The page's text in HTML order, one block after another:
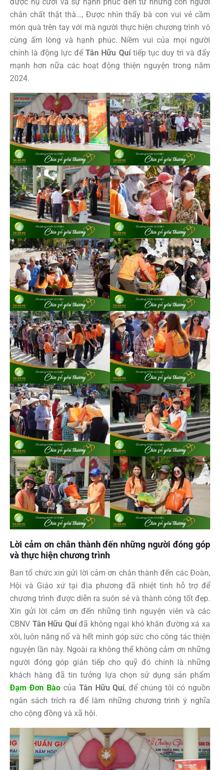
chân chất thật thà…, Được nhìn thấy bà con vui vẻ cầm
món quà trên tay với mà người thực hiện chương trình vô
cùng ấm lòng và hạnh phúc. Niềm vui của mọi người
chính là động lực đểTân Hữu Quítiếp tục duy trì và đẩy
mạnh hơn nữa các hoạt động thiện nguyện trong năm
2024.
Lời cảm ơn chân thành đến những người đóng góp
và thực hiện chương trình
Ban tổ chức xin gửi lời cảm ơn chân thành đến các Đoàn,
Hội và Giáo xứ tại địa phương đã nhiệt tình hỗ trợ để
chương trình được diễn ra suôn sẻ và thành công tốt đẹp.
Xin gửi lời cảm ơn đến những tình nguyện viên và các
CBNV Tân Hữu Quíđã không ngại khó khăn đường xá xa
xôi, luôn năng nổ và hết mình góp sức cho công tác thiện
nguyện lần này. Ngoài ra không thể không cảm ơn những
người đóng góp gián tiếp cho quỹ đó chính là những
khách hàng đã tin tưởng lựa chọn sử dụng sản phẩm
Đạm Đơn Bàocủa Tân Hữu Quí, để chúng tôi có nguồn
ngân sách trích ra để làm những chương trình ý nghĩa
cho cộng đồng và xã hội.